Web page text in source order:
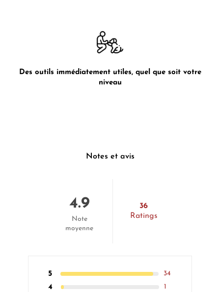
Des outils immédiatement utiles, quel que soit votre
niveau
Notes et avis
4.9
Note
moyenne
36
Ratings
5 34
4 1